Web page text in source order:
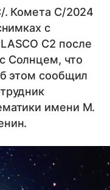
Комета C/2024
с
C2 после
Солнцем, что
этом сообщил
имени М.